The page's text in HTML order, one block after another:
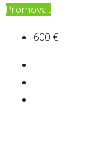
Promovat
600 €